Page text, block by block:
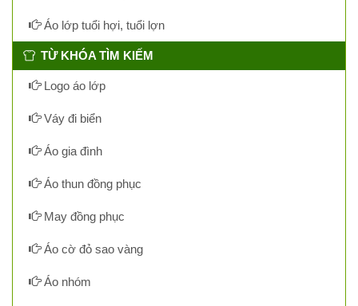
Áo lớp tuổi hợi, tuổi lợn
TỪ KHÓA TÌM KIẾM
Logo áo lớp
Váy đi biển
Áo gia đình
Áo thun đồng phục
May đồng phục
Áo cờ đỏ sao vàng
Áo nhóm